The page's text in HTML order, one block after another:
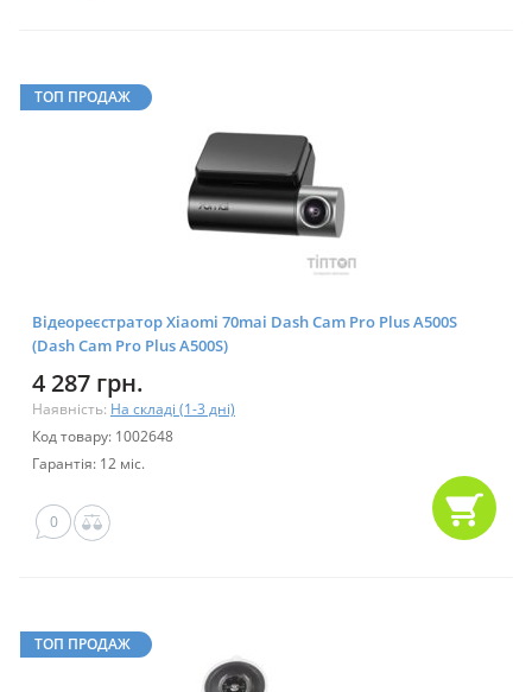
ТОП ПРОДАЖ
Відеореєстратор Xiaomi 70mai Dash Cam Pro Plus A500S
(Dash Cam Pro Plus A500S)
4 287 грн.
Наявність: На складі (1-3 дні)
Код товару: 1002648
Гарантія: 12 міс.
0
ТОП ПРОДАЖ